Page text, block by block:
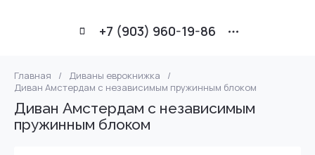
+7 (903) 960-19-86
Главная / Диваны еврокнижка
/
Диван Амстердам с независимым пружинным блоком
Диван Амстердам с независимым
пружинным блоком